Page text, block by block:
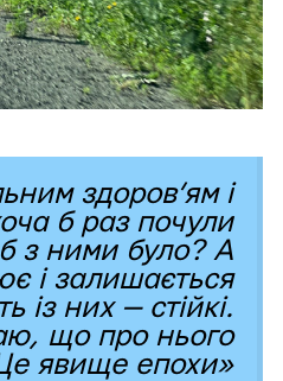
здоров’ям і
б раз почули
з ними було? А
і залишається
них — стійкі.
що про нього
явище епохи»